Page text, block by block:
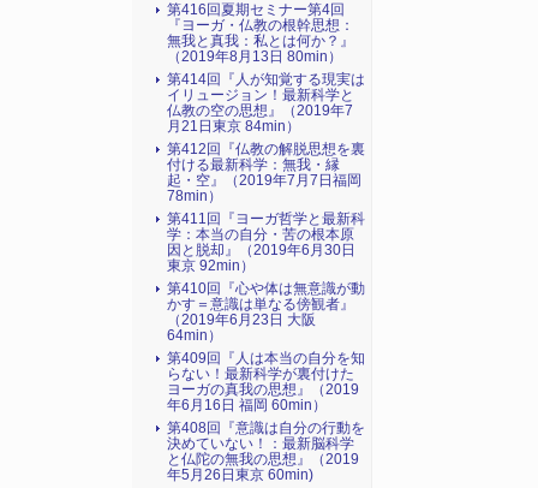
第416回夏期セミナー第4回
『ヨーガ・仏教の根幹思想：
無我と真我：私とは何か？』
（2019年8月13日 80min）
第414回『人が知覚する現実は
イリュージョン！最新科学と
仏教の空の思想』（2019年7
月21日東京 84min）
第412回『仏教の解脱思想を裏
付ける最新科学：無我・縁
起・空』（2019年7月7日福岡
78min）
第411回『ヨーガ哲学と最新科
学：本当の自分・苦の根本原
因と脱却』（2019年6月30日
東京 92min）
第410回『心や体は無意識が動
かす＝意識は単なる傍観者』
（2019年6月23日 大阪
64min）
第409回『人は本当の自分を知
らない！最新科学が裏付けた
ヨーガの真我の思想』（2019
年6月16日 福岡 60min）
第408回『意識は自分の行動を
決めていない！：最新脳科学
と仏陀の無我の思想』（2019
年5月26日東京 60min)